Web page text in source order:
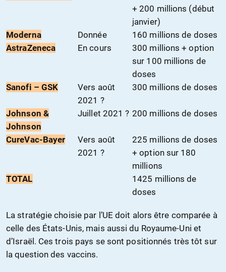
+ 200 millions (début
janvier)
Moderna
Donnée
160 millions de doses
AstraZeneca
En cours
300 millions + option
sur 100 millions de
doses
Sanofi – GSK
Vers août
2021 ?
300 millions de doses
Johnson &
Johnson
Juillet 2021 ? 200 millions de doses
CureVac-Bayer
Vers août
2021 ?
225 millions de doses
+ option sur 180
millions
TOTAL
1425 millions de
doses
La stratégie choisie par l’UE doit alors être comparée à
celle des États-Unis, mais aussi du Royaume-Uni et
d’Israël. Ces trois pays se sont positionnés très tôt sur
la question des vaccins.